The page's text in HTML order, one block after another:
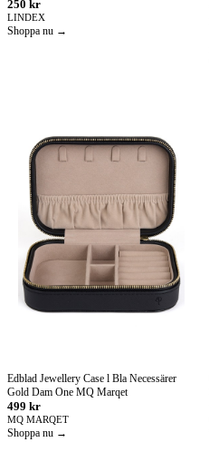
250 kr
LINDEX
Shoppa nu →
Edblad Jewellery Case l Bla Necessärer
Gold Dam One MQ Marqet
499 kr
MQ MARQET
Shoppa nu →